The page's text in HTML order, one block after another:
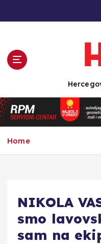
n
t
e
Home
NIKOLA
smo
sam na